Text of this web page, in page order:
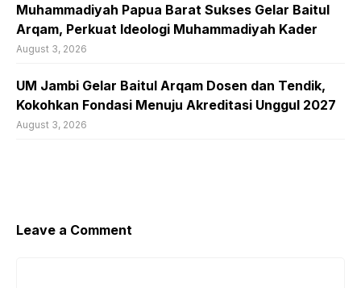
Muhammadiyah Papua Barat Sukses Gelar Baitul
Arqam, Perkuat Ideologi Muhammadiyah Kader
August 3, 2026
UM Jambi Gelar Baitul Arqam Dosen dan Tendik,
Kokohkan Fondasi Menuju Akreditasi Unggul 2027
August 3, 2026
Leave a Comment